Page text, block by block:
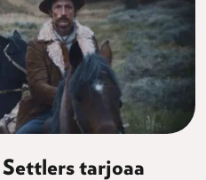
Settlers tarjoaa